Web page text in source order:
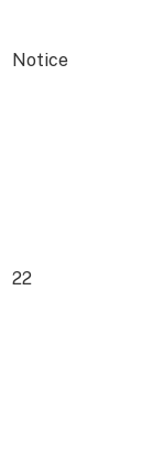
Notice
22